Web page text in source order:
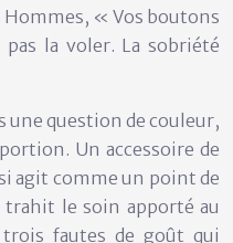
Hommes, « Vos boutons
la voler. La sobriété
une question de couleur,
. Un accessoire de
agit comme un point de
le soin apporté au
fautes de goût qui